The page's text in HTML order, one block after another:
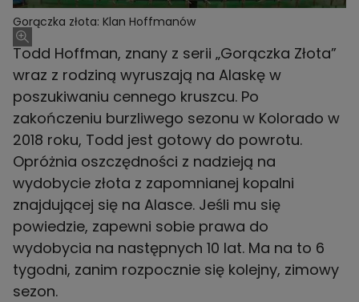
Gorączka złota: Klan Hoffmanów
Todd Hoffman, znany z serii „Gorączka Złota”
wraz z rodziną wyruszają na Alaskę w
poszukiwaniu cennego kruszcu. Po
zakończeniu burzliwego sezonu w Kolorado w
2018 roku, Todd jest gotowy do powrotu.
Opróżnia oszczędności z nadzieją na
wydobycie złota z zapomnianej kopalni
znajdującej się na Alasce. Jeśli mu się
powiedzie, zapewni sobie prawa do
wydobycia na następnych 10 lat. Ma na to 6
tygodni, zanim rozpocznie się kolejny, zimowy
sezon.